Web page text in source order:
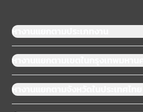
หางานแยกตามประเภทงาน
หางานแยกตามเขตในกรุงเทพมหานคร
หางานแยกตามจังหวัดในประเทศไทย